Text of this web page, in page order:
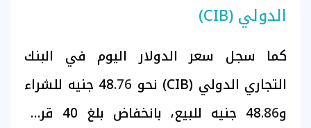
الدولي (CIB)
كما سجل سعر الدولار اليوم في البنك
التجاري الدولي (CIB)
نحو 48 .76
جنيه للشراء
و48.86
جنيه للبيع، بانخفاض بلغ 40 قرشا